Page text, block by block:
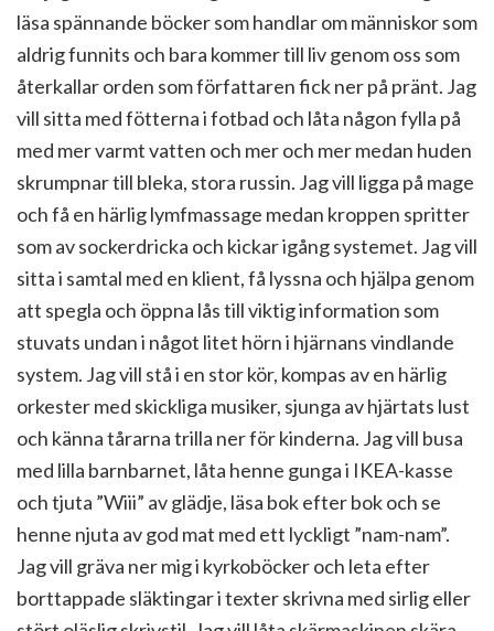
läsa spännande böcker som handlar om människor som
aldrig funnits och bara kommer till liv genom oss som
återkallar orden som författaren fick ner på pränt. Jag
vill sitta med fötterna i fotbad och låta någon fylla på
med mer varmt vatten och mer och mer medan huden
skrumpnar till bleka, stora russin. Jag vill ligga på mage
och få en härlig lymfmassage medan kroppen spritter
som av sockerdricka och kickar igång systemet. Jag vill
sitta i samtal med en klient, få lyssna och hjälpa genom
att spegla och öppna lås till viktig information som
stuvats undan i något litet hörn i hjärnans vindlande
system. Jag vill stå i en stor kör, kompas av en härlig
orkester med skickliga musiker, sjunga av hjärtats lust
och känna tårarna trilla ner för kinderna. Jag vill busa
med lilla barnbarnet, låta henne gunga i IKEA-kasse
och tjuta ”Wiii” av glädje, läsa bok efter bok och se
henne njuta av god mat med ett lyckligt ”nam-nam”.
Jag vill gräva ner mig i kyrkoböcker och leta efter
borttappade släktingar i texter skrivna med sirlig eller